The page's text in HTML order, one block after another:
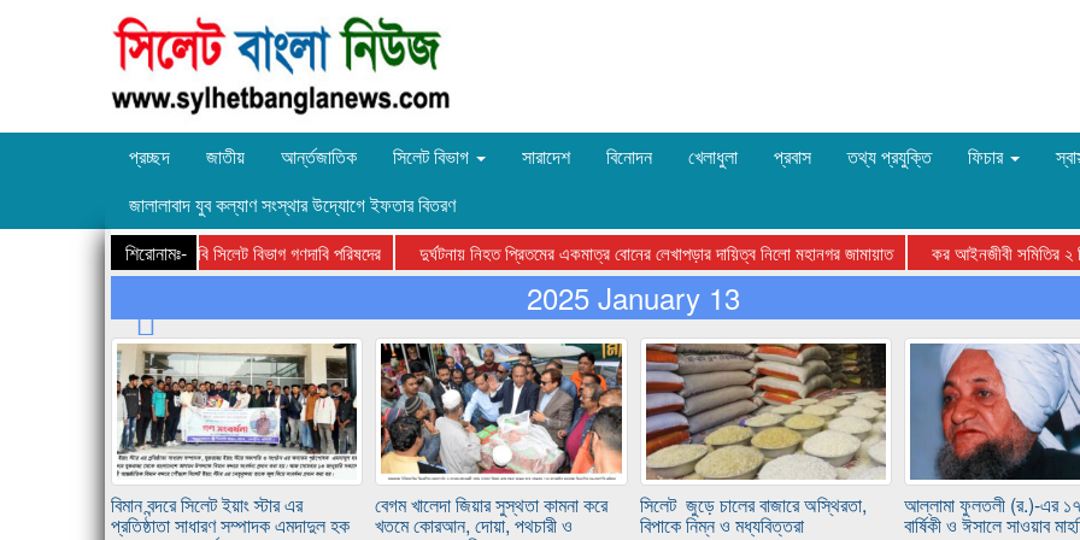
প্রচ্ছদ জাতীয় আর্ন্তজাতিক সিলেট বিভাগ সারাদেশ বিনোদন খেলাধুলা প্রবাস তথ্য প্রযুক্তি ফিচার
জালালাবাদ যুব কল্যাণ সংস্থার উদ্যোগে ইফতার বিতরণ
শিরোনামঃ-
ডাবল লাইন করার দাবি সিলেট বিভাগ গণদাবি পরিষদের দুর্ঘটনায় নিহত প্রিতমের একমাত্র বোনের লেখাপড়ার দায়িত্ব নিলো মহানগর জামায়াত কর আইনজীবী সমিতির ২
2025 January 13
বিমান বন্দরে সিলেট ইয়াং স্টার এর
প্রতিষ্ঠাতা সাধারণ সম্পাদক এমদাদুল হক
বেগম খালেদা জিয়ার সুস্থতা কামনা করে
খতমে কোরআন, দোয়া, পথচারী ও
সিলেট জুড়ে চালের বাজারে অস্থিরতা,
বিপাকে নিম্ন ও মধ্যবিত্তরা
আল্লামা ফুলতলী (র.)-এর
বার্ষিকী ও ঈসালে সাওয়াব